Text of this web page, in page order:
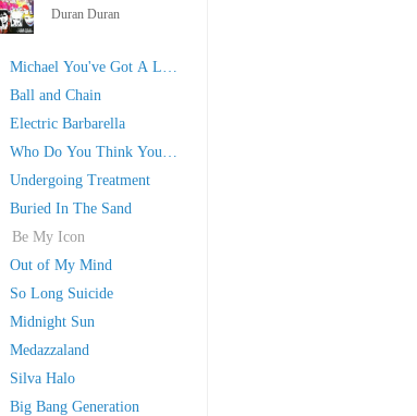
Duran Duran
Michael You've Got A Lot To Answer For
Ball and Chain
Electric Barbarella
Who Do You Think You Are?
Undergoing Treatment
Buried In The Sand
Be My Icon
Out of My Mind
So Long Suicide
Midnight Sun
Medazzaland
Silva Halo
Big Bang Generation